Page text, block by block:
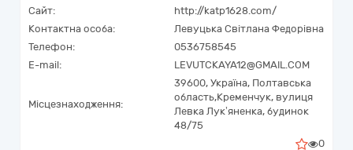
Сайт:
http://katp1628.com/
Контактна особа:
Левуцька Світлана Федорівна
Телефон:
0536758545
E-mail:
LEVUTCKAYA12@GMAIL.COM
Місцезнаходження:
39600, Україна, Полтавська
область,Кременчук, вулиця
Левка Лук’яненка, будинок
48/75
0